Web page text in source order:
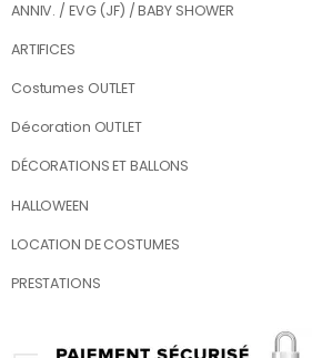
ANNIV. / EVG (JF) / BABY SHOWER
ARTIFICES
Costumes OUTLET
Décoration OUTLET
DÉCORATIONS ET BALLONS
HALLOWEEN
LOCATION DE COSTUMES
PRESTATIONS